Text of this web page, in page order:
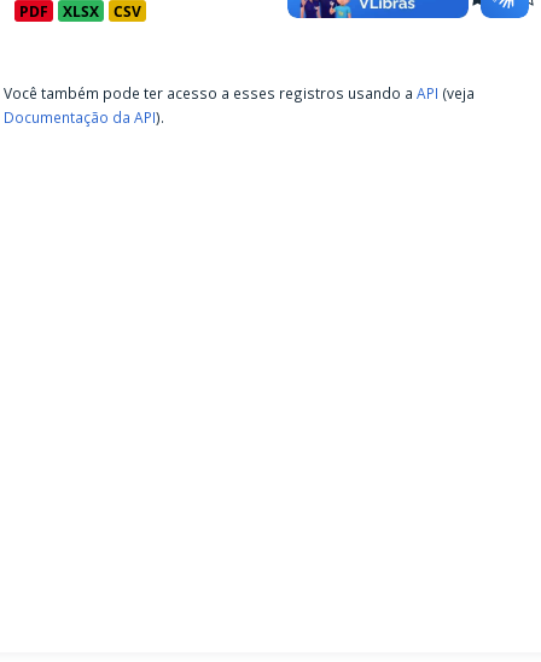
PDF XLSX CSV
Você também pode ter acesso a esses registros usando a API (veja
Documentação da API).